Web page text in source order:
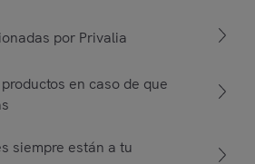
por Privalia
en caso de que
siempre están a tu